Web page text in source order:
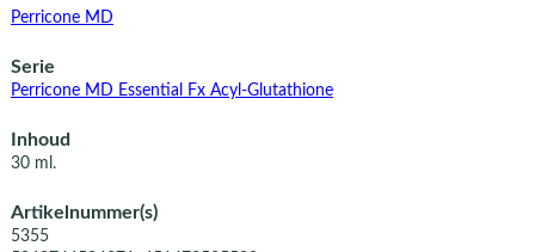
Perricone MD
Serie
Perricone MD Essential Fx Acyl-Glutathione
Inhoud
30 ml.
Artikelnummer(s)
5355